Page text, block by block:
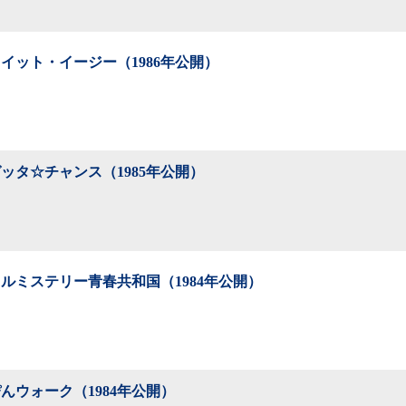
ット・イージー（1986年公開）
タ☆チャンス（1985年公開）
ミステリー青春共和国（1984年公開）
ウォーク（1984年公開）